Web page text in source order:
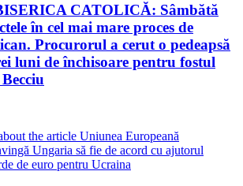
CATOLICĂ: Sâmbătă
în cel mai mare proces de
Procurorul a cerut o pedeapsă
luni de închisoare pentru fostul